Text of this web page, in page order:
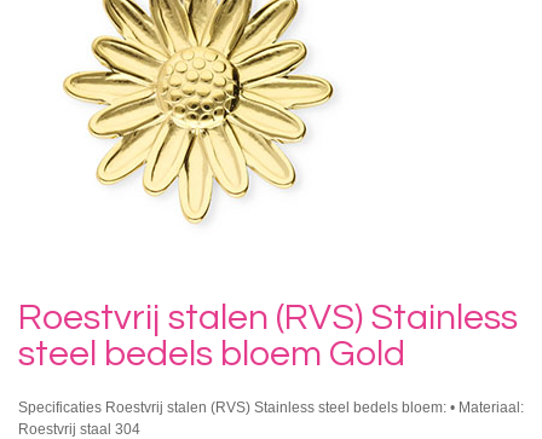
Roestvrij stalen (RVS) Stainless
steel bedels bloem Gold
Specificaties Roestvrij stalen (RVS) Stainless steel bedels bloem: • Materiaal:
Roestvrij staal 304